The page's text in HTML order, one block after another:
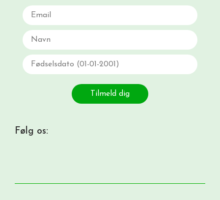
Email
Navn
Fødselsdato
Tilmeld dig
Følg os: